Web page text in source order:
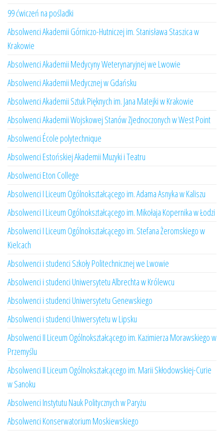
99 ćwiczeń na pośladki
Absolwenci Akademii Górniczo-Hutniczej im. Stanisława Staszica w
Krakowie
Absolwenci Akademii Medycyny Weterynaryjnej we Lwowie
Absolwenci Akademii Medycznej w Gdańsku
Absolwenci Akademii Sztuk Pięknych im. Jana Matejki w Krakowie
Absolwenci Akademii Wojskowej Stanów Zjednoczonych w West Point
Absolwenci École polytechnique
Absolwenci Estońskiej Akademii Muzyki i Teatru
Absolwenci Eton College
Absolwenci I Liceum Ogólnokształcącego im. Adama Asnyka w Kaliszu
Absolwenci I Liceum Ogólnokształcącego im. Mikołaja Kopernika w Łodzi
Absolwenci I Liceum Ogólnokształcącego im. Stefana Żeromskiego w
Kielcach
Absolwenci i studenci Szkoły Politechnicznej we Lwowie
Absolwenci i studenci Uniwersytetu Albrechta w Królewcu
Absolwenci i studenci Uniwersytetu Genewskiego
Absolwenci i studenci Uniwersytetu w Lipsku
Absolwenci II Liceum Ogólnokształcącego im. Kazimierza Morawskiego w
Przemyślu
Absolwenci II Liceum Ogólnokształcącego im. Marii Skłodowskiej-Curie
w Sanoku
Absolwenci Instytutu Nauk Politycznych w Paryżu
Absolwenci Konserwatorium Moskiewskiego